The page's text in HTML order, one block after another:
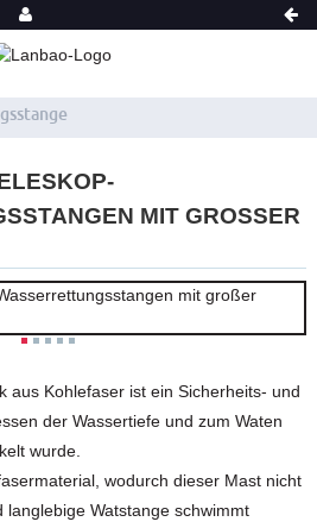
W
MIT GROSSER RE
aus Kohlefaser ist ein Sicherheits- und
der Wassertiefe und zum Waten
wurde.
wodurch dieser Mast nicht
langlebige Watstange schwimmt